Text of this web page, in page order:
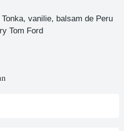
vanilie, balsam de Peru
Tom Ford